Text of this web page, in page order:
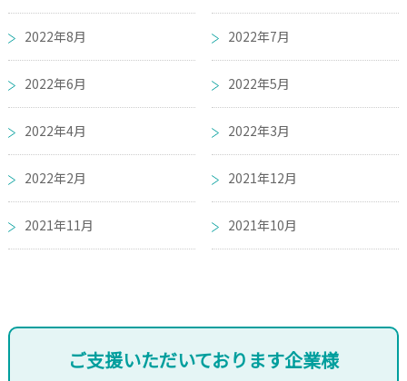
2022年8月 2022年7月
2022年6月 2022年5月
2022年4月 2022年3月
2022年2月 2021年12月
2021年11月 2021年10月
ご支援いただいております企業様